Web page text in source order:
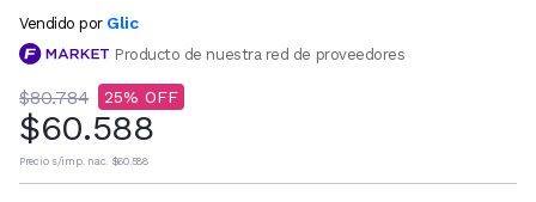
Vendido por Glic
Producto de nuestra red de proveedores
$80.784 25
$60.588
Precio s/imp. nac. $60.588